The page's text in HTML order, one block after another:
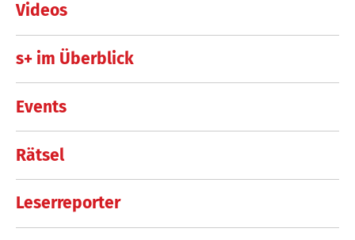
Videos
s+ im Überblick
Events
Rätsel
Leserreporter